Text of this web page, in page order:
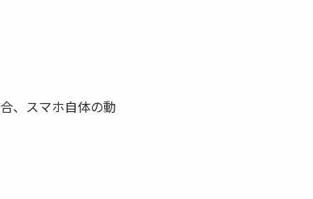
、スマホ自体の動